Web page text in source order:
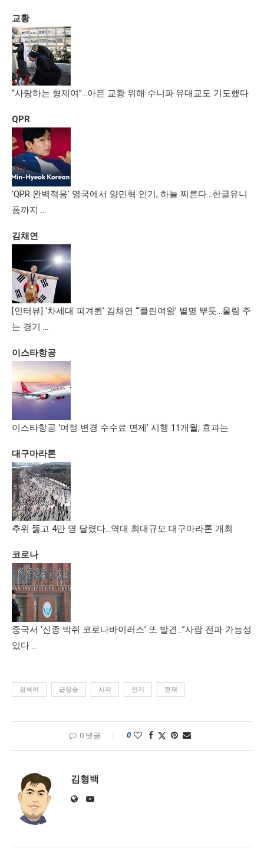
교황
“사랑하는 형제여”…아픈 교황 위해 수니파·유대교도 기도했다
QPR
‘QPR 완벽적응’ 영국에서 양민혁 인기, 하늘 찌른다…한글유니
폼까지 …
김채연
[인터뷰] ‘차세대 피겨퀸’ 김채연 “‘클린여왕’ 별명 뿌듯…울림 주
는 경기 …
이스타항공
이스타항공 ‘여정 변경 수수료 면제’ 시행 11개월, 효과는
대구마라톤
추위 뚫고 4만 명 달렸다…역대 최대규모 대구마라톤 개최
코로나
중국서 ‘신종 박쥐 코로나바이러스’ 또 발견…”사람 전파 가능성
있다 …
검색어 급상승 시각 인기 현재
0 댓글 0
김형백